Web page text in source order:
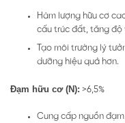
Hàm lượng hữu cơ
cấu trúc đất, tăng độ
Tạo môi trường lý
dưỡng hiệu quả hơn.
Đạm hữu cơ (N): >6,5%
Cung cấp nguồn